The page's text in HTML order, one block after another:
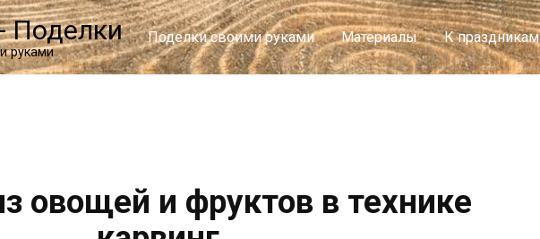
Поделки
руками
Поделки своими руками Материалы К праздникам
овощей и фруктов в технике